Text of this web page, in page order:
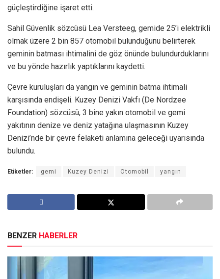
güçleştirdiğine işaret etti.
Sahil Güvenlik sözcüsü Lea Versteeg, gemide 25’i elektrikli
olmak üzere 2 bin 857 otomobil bulunduğunu belirterek
geminin batması ihtimalini de göz önünde bulundurduklarını
ve bu yönde hazırlık yaptıklarını kaydetti.
Çevre kuruluşları da yangın ve geminin batma ihtimali
karşısında endişeli. Kuzey Denizi Vakfı (De Nordzee
Foundation) sözcüsü, 3 bine yakın otomobil ve gemi
yakıtının denize ve deniz yatağına ulaşmasının Kuzey
Denizi’nde bir çevre felaketi anlamına geleceği uyarısında
bulundu.
Etiketler: gemi Kuzey Denizi Otomobil yangın
BENZER HABERLER